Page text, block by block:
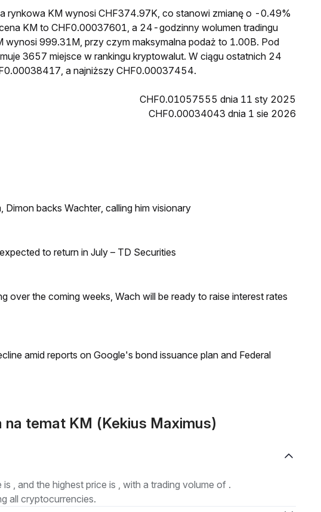
rynkowa KM wynosi CHF374.97K, co stanowi zmianę o -0.49%
KM to CHF0.00037601, a 24-godzinny wolumen tradingu
wynosi 999.31M, przy czym maksymalna podaż to 1.00B. Pod
3657 miejsce w rankingu kryptowalut. W ciągu ostatnich 24
a najniższy CHF0.00037454.
CHF0.01057555 dnia 11 sty 2025
CHF0.00034043 dnia 1 sie 2026
backs Wachter, calling him visionary
to return in July – TD Securities
over the coming weeks, Wach will be ready to raise interest rates
amid reports on Google's bond issuance plan and Federal
temat KM (Kekius Maximus)
, and the highest price is , with a trading volume of .
all cryptocurrencies.